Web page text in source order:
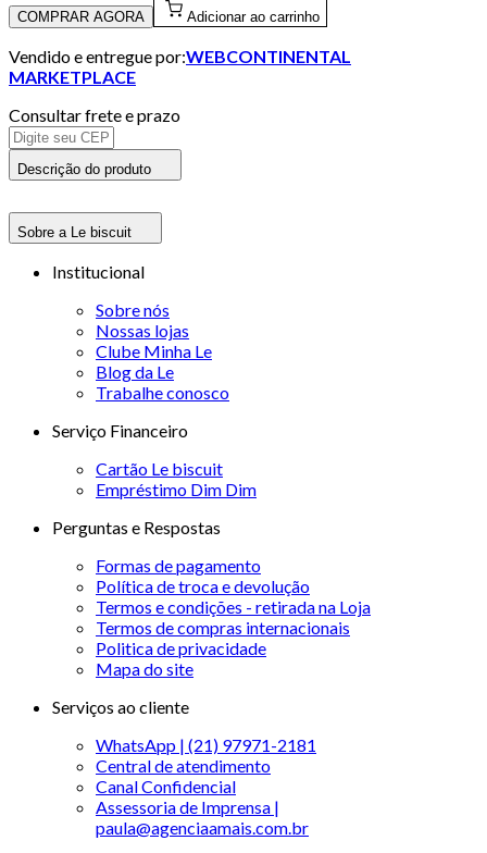
COMPRAR AGORA Adicionar ao carrinho
Vendido e entregue por:WEBCONTINENTAL
MARKETPLACE
Consultar frete e prazo
Descrição do produto
Sobre a Le biscuit
Institucional
Sobre nós
Nossas lojas
Clube Minha Le
Blog da Le
Trabalhe conosco
Serviço Financeiro
Cartão Le biscuit
Empréstimo Dim Dim
Perguntas e Respostas
Formas de pagamento
Política de troca e devolução
Termos e condições - retirada na Loja
Termos de compras internacionais
Politica de privacidade
Mapa do site
Serviços ao cliente
WhatsApp | (21) 97971-2181
Central de atendimento
Canal Confidencial
Assessoria de Imprensa |
paula@agenciaamais.com.br